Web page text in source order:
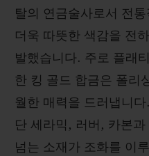
탈의 연금술사로서 전
더욱 따뜻한 색감을 전
발했습니다. 주로 플래
한 킹 골드 합금은 폴리
월한 매력을 드러냅니
단 세라믹, 러버, 카본
넘는 소재가 조화를 이